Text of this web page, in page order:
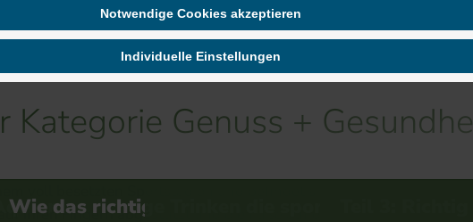
Genuss +
die sportliche…Teil 3: Richtig trinkenLongevity - strahlend
Notwendige Cookies akzeptieren
Individuelle Einstellungen